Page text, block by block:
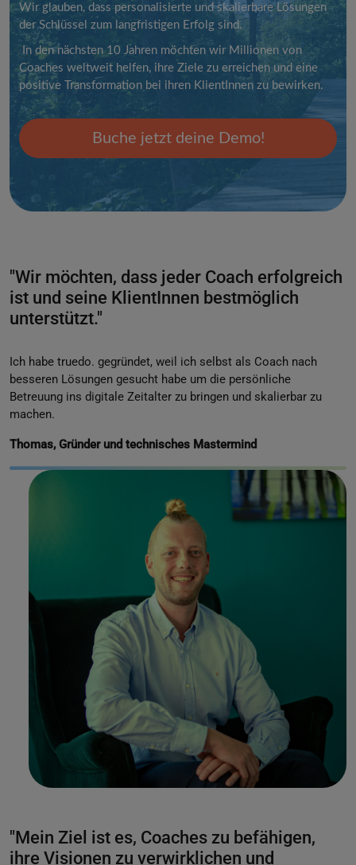
Wir glauben, dass personalisierte und skalierbare Lösungen
der Schlüssel zum langfristigen Erfolg sind.
In den nächsten 10 Jahren möchten wir Millionen von
Coaches weltweit helfen, ihre Ziele zu erreichen und eine
positive Transformation bei ihren KlientInnen zu bewirken.
Buche jetzt deine Demo!
"Wir möchten, dass jeder Coach erfolgreich
ist und seine KlientInnen bestmöglich
unterstützt."
Ich habe truedo. gegründet, weil ich selbst als Coach nach
besseren Lösungen gesucht habe um die persönliche
Betreuung ins digitale Zeitalter zu bringen und skalierbar zu
machen.
Thomas, Gründer und technisches Mastermind
"Mein Ziel ist es, Coaches zu befähigen,
ihre Visionen zu verwirklichen und